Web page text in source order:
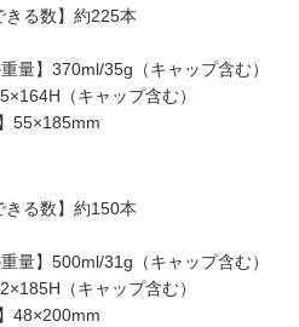
きる数】約225本
重量】370ml/35g（キャップ含む）
（キャップ含む）
55×185mm
きる数】約150本
重量】500ml/31g（キャップ含む）
（キャップ含む）
48×200mm